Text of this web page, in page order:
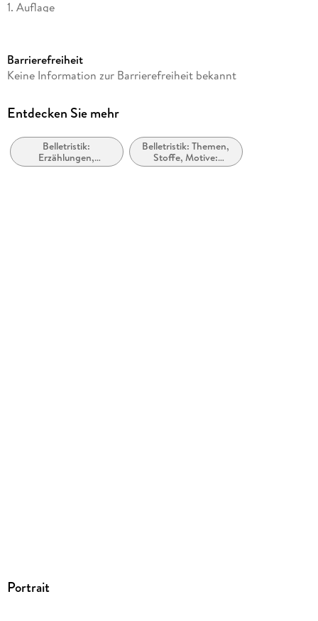
1. Auflage
Autor/Autorin
Verlag/Hersteller
Produktart
kartoniert
Barrierefreiheit
Keine Information zur Barrierefreiheit bekannt
Entdecken Sie mehr
Belletristik:
Erzählungen,
Kurzgeschichten,
Belletristik: Themen,
Stoffe, Motive:
Seelenleben
Portrait